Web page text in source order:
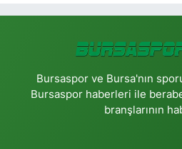
Bursaspor ve Bursa'nın
Bursaspor haberleri ile
branşlarının